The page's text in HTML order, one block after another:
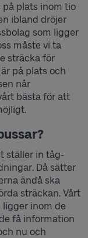
på plats inom tio
ibland dröjer
som ligger
måste vi ta
sträcka för
på plats och
når
bästa för att
ställer in tåg-
Då sätter
ändå ska
sträckan. Vårt
ligger inom de
få information
nu och